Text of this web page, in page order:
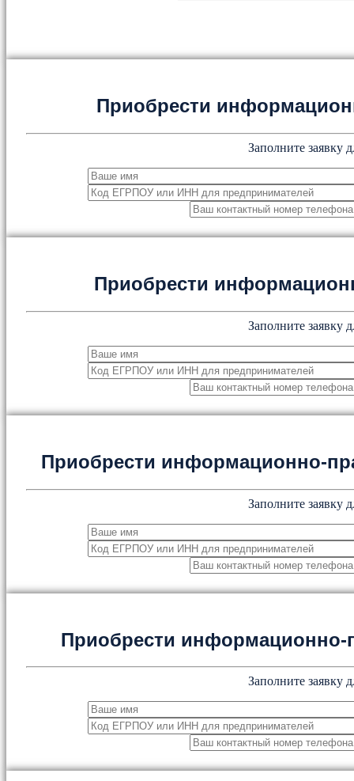
Приобрести
Заполните заявку
Приобрести
Заполните заявку
Приобрести информационно-
Заполните заявку
Приобрести
Заполните заявку